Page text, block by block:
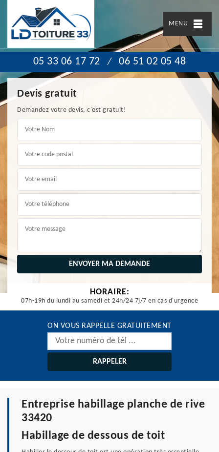
MENU
05 33 06 17 72 / 06 51 02 05 48
Devis gratuit
Demandez votre devis, c'est gratuit!
HORAIRE:
07h-19h du lundi au samedi et 24h/24 7j/7 en cas d'urgence
ON VOUS RAPPELLE GRATUITEMENT
Entreprise habillage planche de rive
33420
Habillage de dessous de toit